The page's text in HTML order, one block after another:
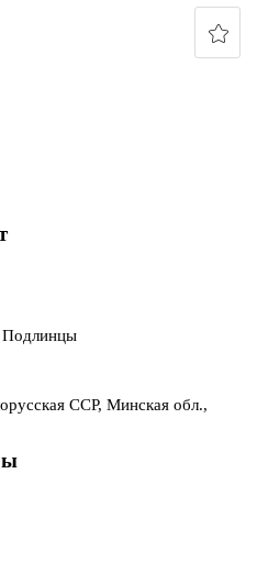
Подлинцы
ССР, Минская обл.,